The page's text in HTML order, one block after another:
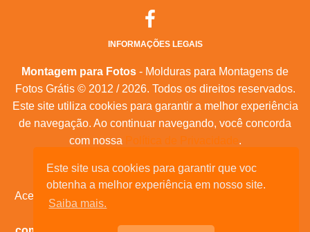
Este site usa cookies para garantir que voc
obtenha a melhor experiência em nosso site.
Saiba mais.
INFORMAÇÕES LEGAIS
Montagem para Fotos - Molduras para Montagens de
Fotos Grátis © 2012 / 2026. Todos os direitos reservados.
Este site utiliza cookies para garantir a melhor experiência
de navegação. Ao continuar navegando, você concorda
com nossa Política de Privacidade.
Mapa do Site |Feeds RSS |Sobre Nós
Acesse nossas molduras para: